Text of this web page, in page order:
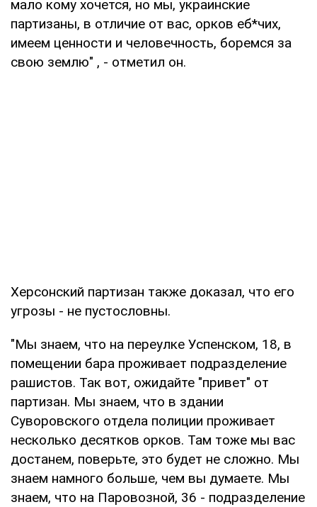
мало кому хочется, но мы, украинские
партизаны, в отличие от вас, орков еб*чих,
имеем ценности и человечность, боремся за
свою землю" , - отметил он.
Херсонский партизан также доказал, что его
угрозы - не пустословны.
"Мы знаем, что на переулке Успенском, 18, в
помещении бара проживает подразделение
рашистов. Так вот, ожидайте "привет" от
партизан. Мы знаем, что в здании
Суворовского отдела полиции проживает
несколько десятков орков. Там тоже мы вас
достанем, поверьте, это будет не сложно. Мы
знаем намного больше, чем вы думаете. Мы
знаем, что на Паровозной, 36 - подразделение